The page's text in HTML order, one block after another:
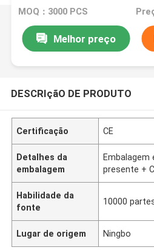
MOQ：3000 PCS
Melhor preço
DESCRIçãO DE PRODUTO
Certificação CE
Detalhes da
embalagem
Embalagem
presente +
Habilidade da
fonte
10000
Lugar de origem Ningbo